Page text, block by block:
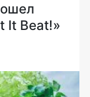
It Beat!»